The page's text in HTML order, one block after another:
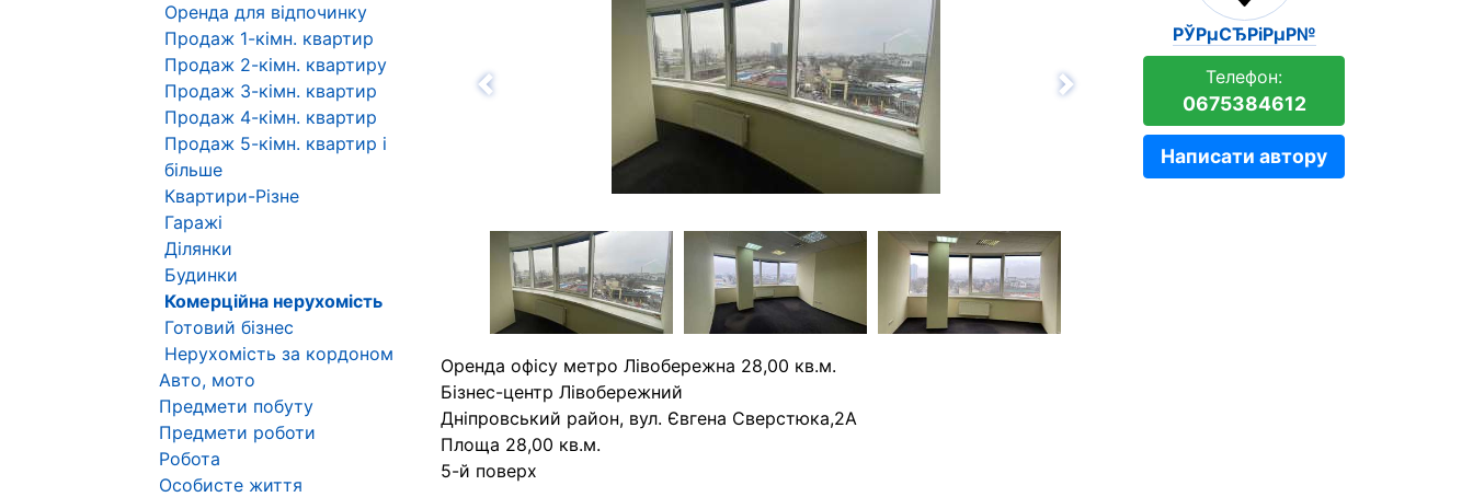
Назад
Оренда офісу метро Лівобережна 28,00 кв.м.
Бізнес-центр Лівобережний
Дніпровський район, вул. Євгена Сверстюка,2А
Площа 28,00 кв.м.
5-й поверх
РЎРµСЂРіРµР№
Телефон:
0675384612
Написати автору
Оренда для відпочинку
Продаж 1-кімн. квартир
Продаж 2-кімн. квартиру
Продаж 3-кімн. квартир
Продаж 4-кімн. квартир
Продаж 5-кімн. квартир і
більше
Квартири-Різне
Гаражі
Ділянки
Будинки
Комерційна нерухомість
Готовий бізнес
Нерухомість за кордоном
Авто, мото
Предмети побуту
Предмети роботи
Робота
Особисте життя